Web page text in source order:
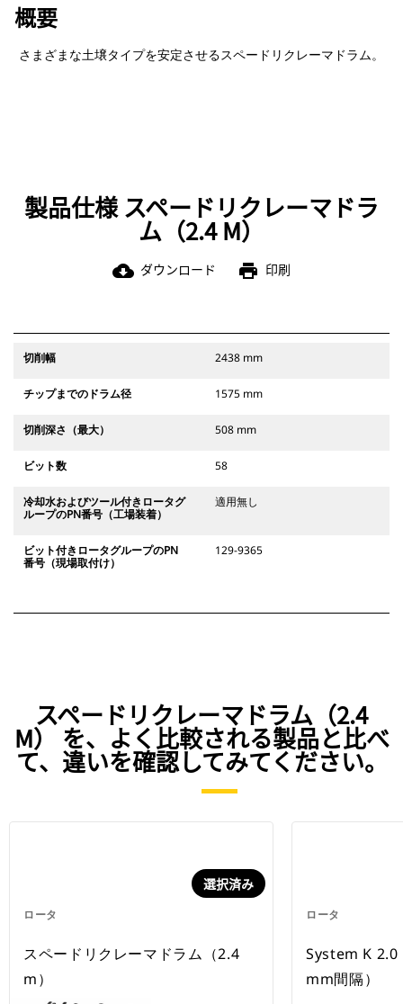
概要
さまざまな土壌タイプを安定させるスペードリクレーマドラム。
製品仕様 スペードリクレーマドラ
ム（2.4 M）
cloud_download ダウンロード print 印刷
切削幅 2438 mm
チップまでのドラム径 1575 mm
切削深さ（最大） 508 mm
ビット数 58
冷却水およびツール付きロータグ
ループのPN番号（工場装着）
適用無し
ビット付きロータグループのPN
番号（現場取付け）
129-9365
スペードリクレーマドラム（2.4
M） を、よく比較される製品と比べ
て、違いを確認してみてください。
ロータ
選択済み
スペードリクレーマドラム（2.4
m）
ロータ
System K 2.0
mm間隔）